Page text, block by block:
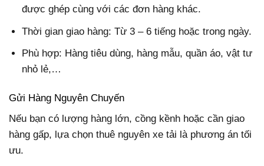
được ghép cùng với các đơn hàng khác.
Thời gian giao hàng: Từ 3 – 6 tiếng hoặc trong ngày.
Phù hợp: Hàng tiêu dùng, hàng mẫu, quần áo, vật tư
nhỏ lẻ,…
Gửi Hàng Nguyên Chuyến
Nếu bạn có lượng hàng lớn, cồng kềnh hoặc cần giao
hàng gấp, lựa chọn thuê nguyên xe tải là phương án tối
ưu.